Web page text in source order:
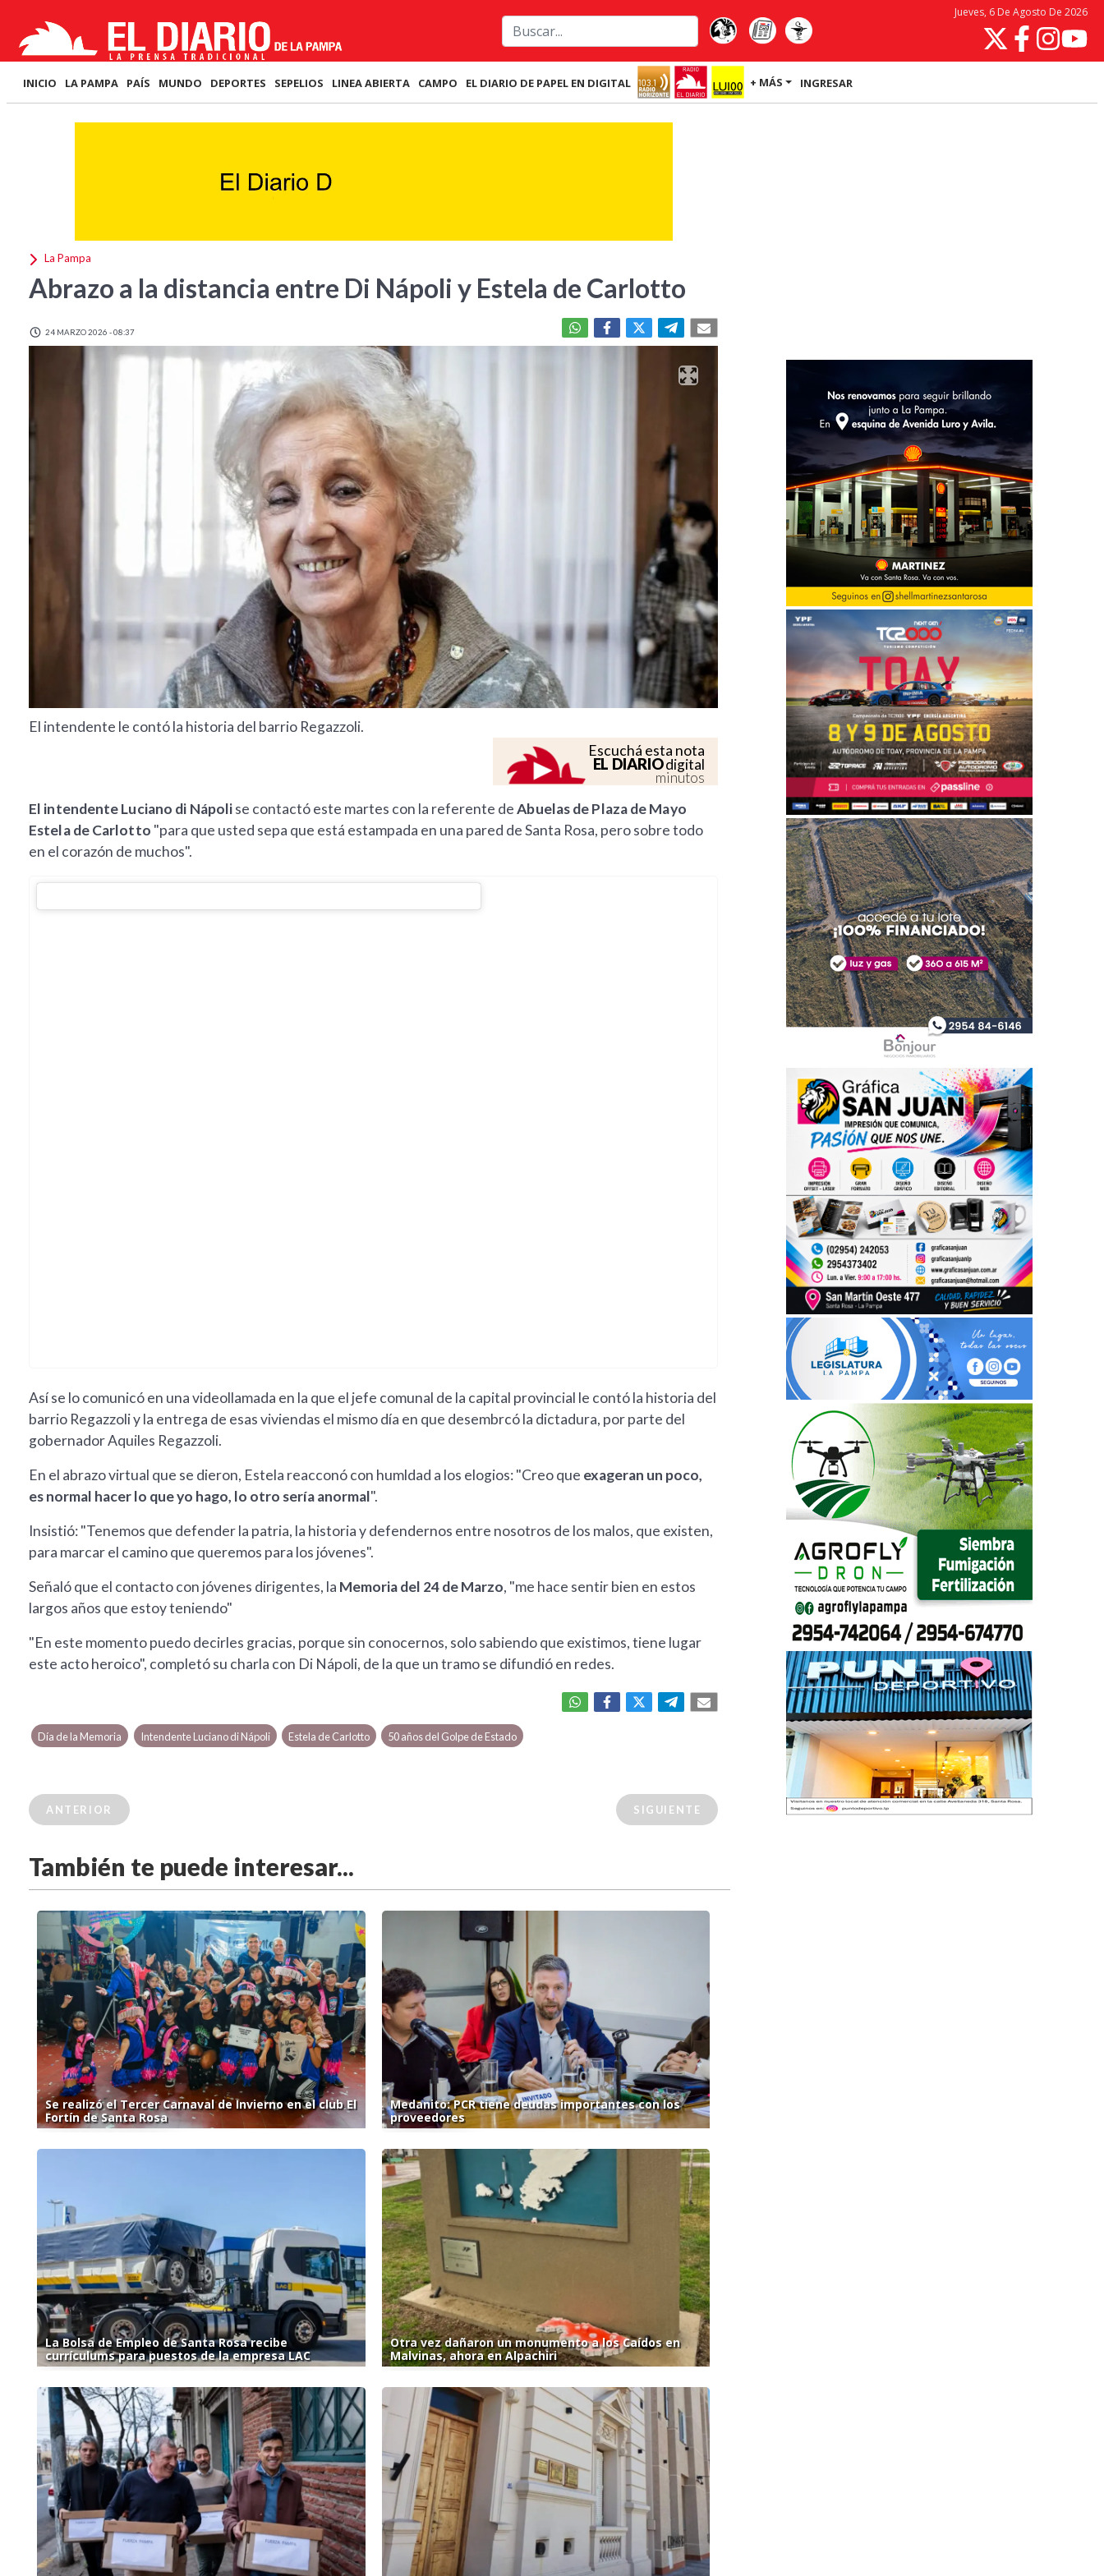
Jueves, 6 De Agosto De 2026
INICIO LA PAMPA PAÍS MUNDO DEPORTES SEPELIOS LINEA ABIERTA CAMPO EL DIARIO DE PAPEL EN DIGITAL + MÁS INGRESAR
La Pampa
Abrazo a la distancia entre Di Nápoli y Estela de Carlotto
24 MARZO 2026 - 08:37
El intendente le contó la historia del barrio Regazzoli.
Escuchá esta nota
EL DIARIOdigital
minutos
El intendente Luciano di Nápolise contactó este martes con la referente deAbuelas de Plaza de Mayo
Estela de Carlotto "para que usted sepa que está estampada en una pared de Santa Rosa, pero sobre todo
en el corazón de muchos".
Así se lo comunicó en una videollamada en la que el jefe comunal de la capital provincial le contó la historia del
barrio Regazzoli y la entrega de esas viviendas el mismo día en que desembrcó la dictadura, por parte del
gobernador Aquiles Regazzoli.
En el abrazo virtual que se dieron, Estela reacconó con humldad a los elogios: "Creo que exageran un poco,
es normal hacer lo que yo hago, lo otro sería anormal".
Insistió: "Tenemos que defender la patria, la historia y defendernos entre nosotros de los malos, que existen,
para marcar el camino que queremos para los jóvenes".
Señaló que el contacto con jóvenes dirigentes, la Memoria del 24 de Marzo, "me hace sentir bien en estos
largos años que estoy teniendo"
"En este momento puedo decirles gracias, porque sin conocernos, solo sabiendo que existimos, tiene lugar
este acto heroico", completó su charla con Di Nápoli, de la que un tramo se difundió en redes.
Día de la Memoria Intendente Luciano di Nápoli Estela de Carlotto 50 años del Golpe de Estado
ANTERIOR SIGUIENTE
También te puede interesar...
Se realizó el Tercer Carnaval de Invierno en el club El
Fortín de Santa Rosa
Medanito: PCR tiene deudas importantes con los
proveedores
La Bolsa de Empleo de Santa Rosa recibe
currículums para puestos de la empresa LAC
Otra vez dañaron un monumento a los Caídos en
Malvinas, ahora en Alpachiri